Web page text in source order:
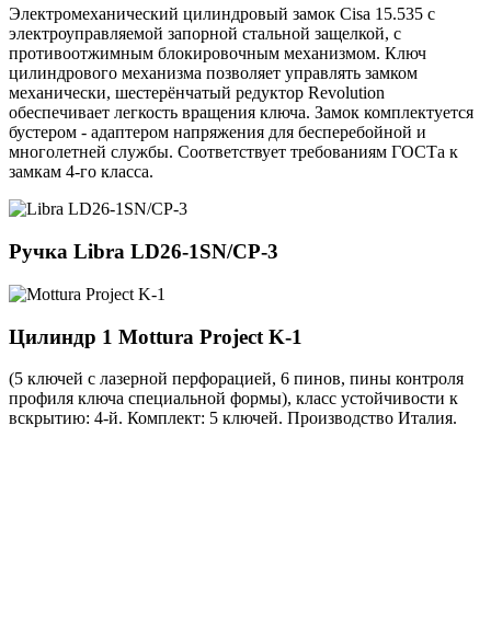
Электромеханический цилиндровый замок Cisa 15.535 с
электроуправляемой запорной стальной защелкой, с
противоотжимным блокировочным механизмом. Ключ
цилиндрового механизма позволяет управлять замком
механически, шестерёнчатый редуктор Revolution
обеспечивает легкость вращения ключа. Замок комплектуется
бустером - адаптером напряжения для бесперебойной и
многолетней службы. Соответствует требованиям ГОСТа к
замкам 4-го класса.
Ручка Libra LD26-1SN/CP-3
Цилиндр 1 Mottura Project K-1
(5 ключей с лазерной перфорацией, 6 пинов, пины контроля
профиля ключа специальной формы), класс устойчивости к
вскрытию: 4-й. Комплект: 5 ключей. Производство Италия.